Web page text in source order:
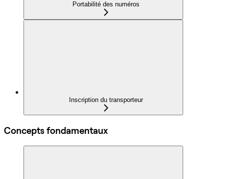
Portabilité des numéros
Inscription du transporteur
Concepts fondamentaux